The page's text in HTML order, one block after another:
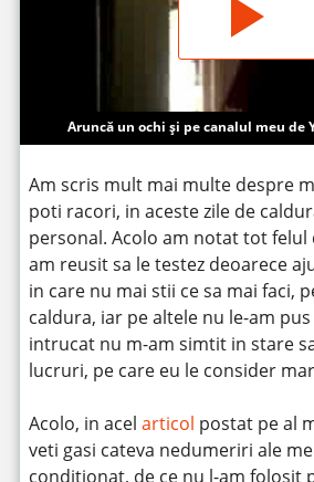
Aruncă un ochi și pe canalul meu de
Am scris mult mai multe despre
poti racori, in aceste zile de
personal. Acolo am notat tot felul
am reusit sa le testez deoarece
in care nu mai stii ce sa mai faci,
caldura, iar pe altele nu le-am
intrucat nu m-am simtit in stare
lucruri, pe care eu le consider
Acolo, in acel articol postat pe al
veti gasi cateva nedumeriri ale
conditionat, de ce nu l-am folosit